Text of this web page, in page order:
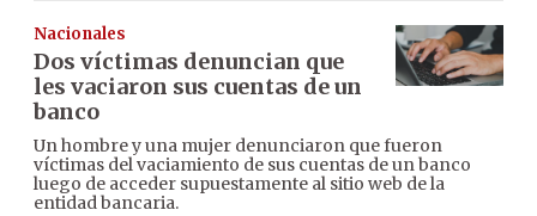
Nacionales
Dos víctimas denuncian que
les vaciaron sus cuentas de un
banco
Un hombre y una mujer denunciaron que fueron
víctimas del vaciamiento de sus cuentas de un banco
luego de acceder supuestamente al sitio web de la
entidad bancaria.